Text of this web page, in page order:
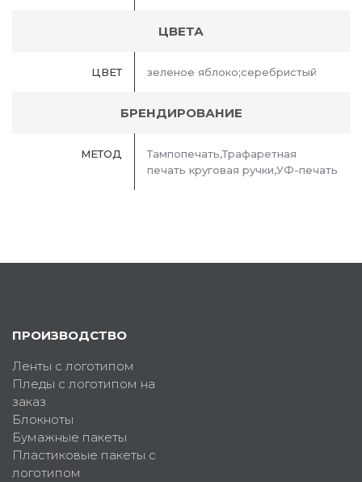
ЦВЕТА
ЦВЕТ зеленое яблоко;серебристый
БРЕНДИРОВАНИЕ
МЕТОД
Тампопечать,Трафаретная
печать круговая ручки,УФ-печать
ПРОИЗВОДСТВО
Ленты с логотипом
Пледы с логотипом на
заказ
Блокноты
Бумажные пакеты
Пластиковые пакеты с
логотипом